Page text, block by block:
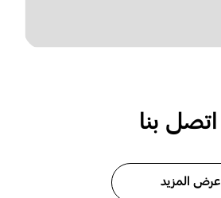
اتصل بنا
عرض المزيد